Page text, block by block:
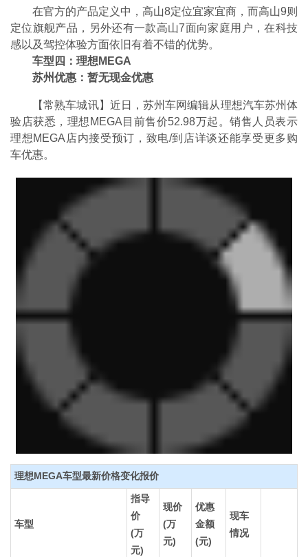
在官方的产品定义中，高山8定位宜家宜商，而高山9则
定位旗舰产品，另外还有一款高山7面向家庭用户，在科技
感以及驾控体验方面依旧有着不错的优势。
车型四：理想MEGA
苏州优惠：暂无现金优惠
【常熟车城讯】近日，苏州车网编辑从理想汽车苏州体
验店获悉，理想MEGA目前售价52.98万起。销售人员表示
理想MEGA店内接受预订，致电/到店详谈还能享受更多购
车优惠。
理想MEGA车型最新价格变化报价
车型
指导
价
(万
元)
现价
(万
元)
优惠
金额
(元)
现车
情况